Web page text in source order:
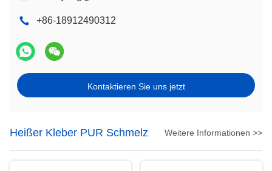
+86-18912490312
Kontaktieren Sie uns jetzt
Heißer Kleber PUR Schmelz Weitere Informationen >>